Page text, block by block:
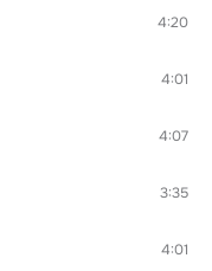
4:20
4:01
4:07
3:35
4:01